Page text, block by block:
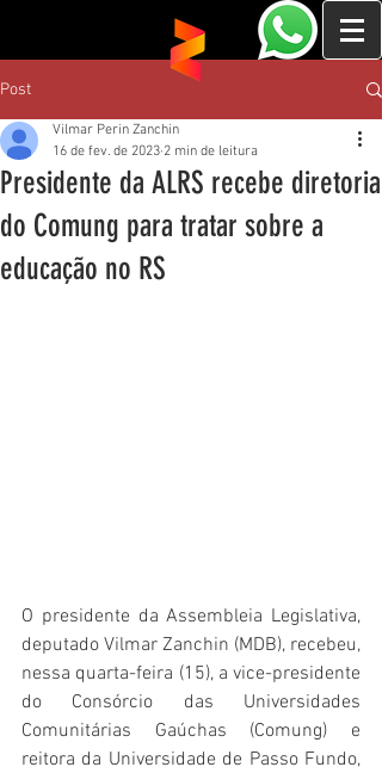
Post
Presidente da ALRS recebe diretoria
do Comung para tratar sobre a
educação no RS
Vilmar Perin Zanchin
16 de fev. de 2023 2 min de leitura
O presidente da Assembleia Legislativa,
deputado Vilmar Zanchin (MDB), recebeu,
nessa quarta-feira (15), a vice-presidente
do Consórcio das Universidades
Comunitárias Gaúchas (Comung) e
reitora da Universidade de Passo Fundo,